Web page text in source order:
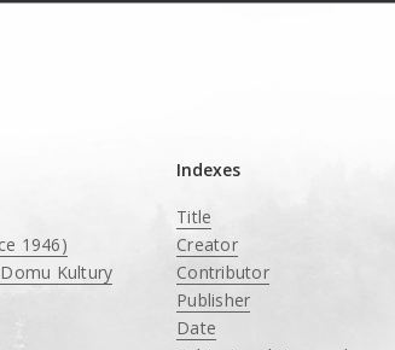
1946)
Kultury
Indexes
Title
Creator
Contributor
Publisher
Date